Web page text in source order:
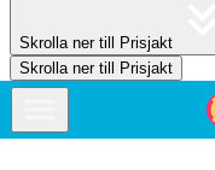
Skrolla ner till Prisjakt
Skrolla ner till Prisjakt